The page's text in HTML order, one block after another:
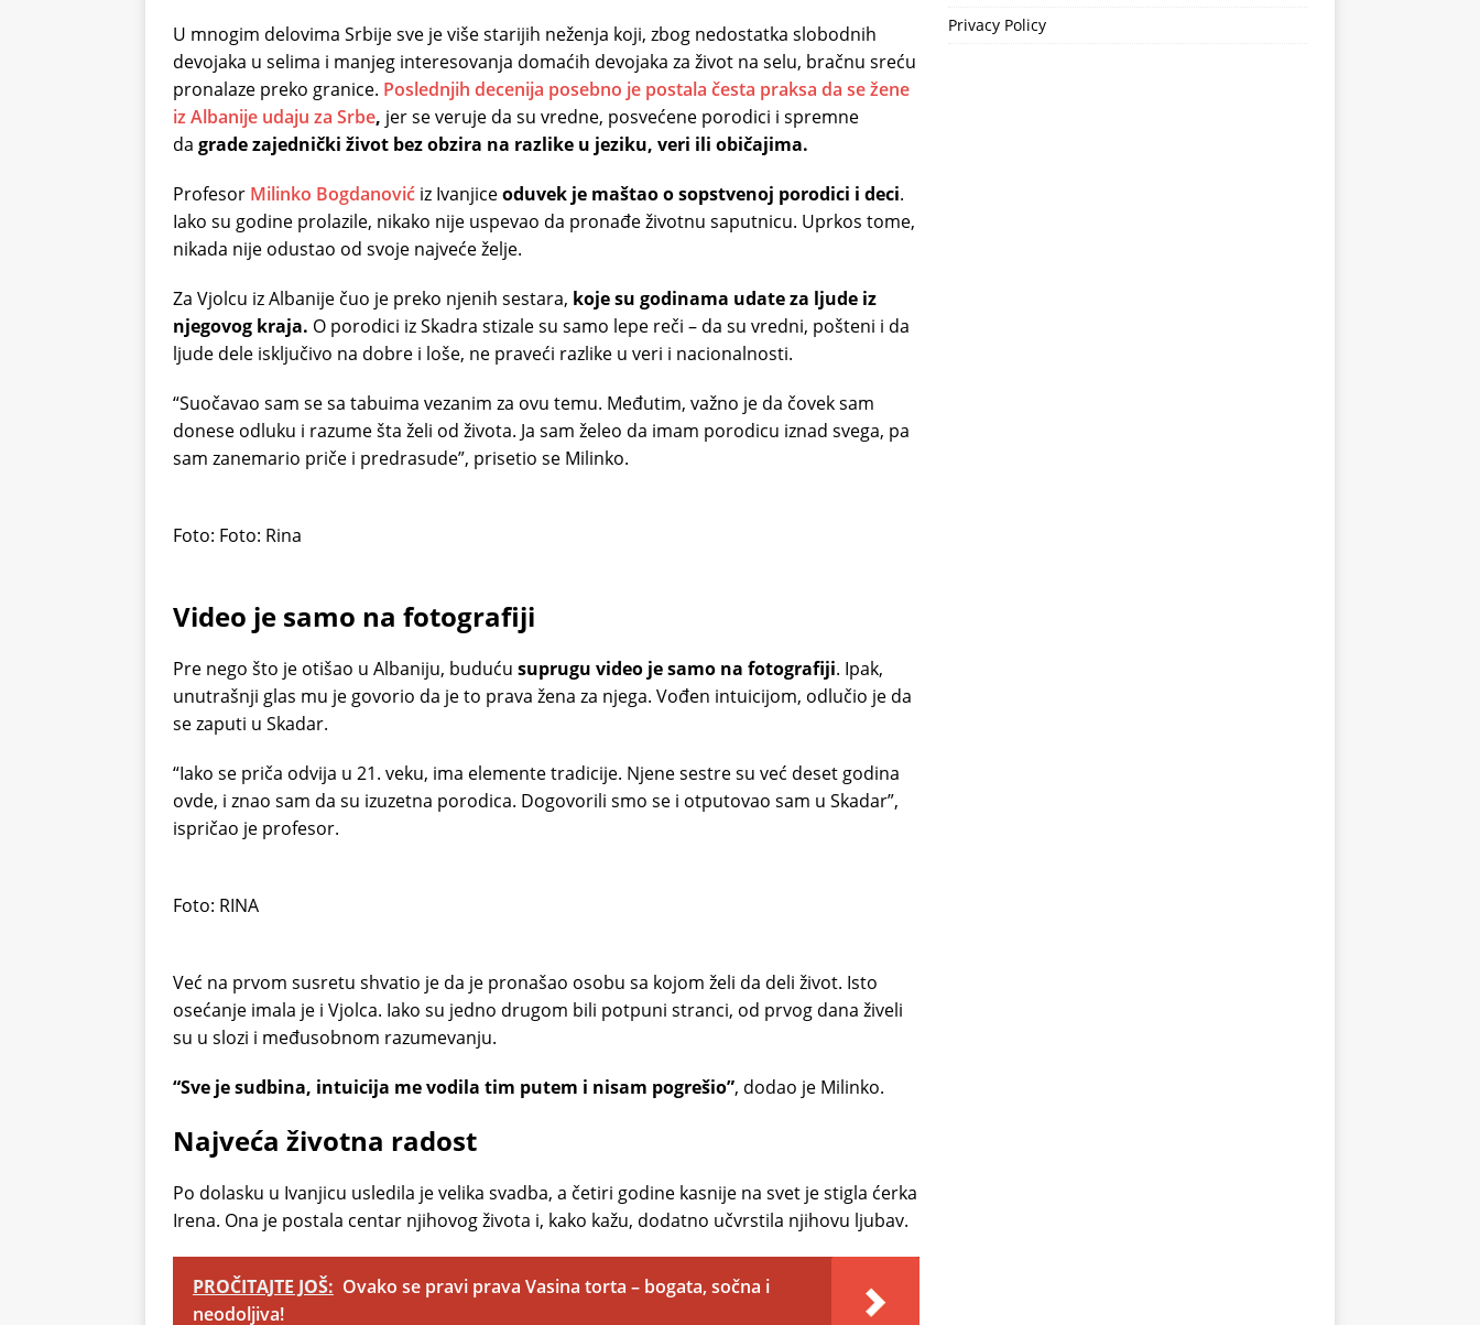
U mnogim delovima Srbije sve je više starijih neženja koji, zbog nedostatka slobodnih
devojaka u selima i manjeg interesovanja domaćih devojaka za život na selu, bračnu sreću
pronalaze preko granice. Poslednjih decenija posebno je postala česta praksa da se žene
iz Albanije udaju za Srbe, jer se veruje da su vredne, posvećene porodici i spremne
da grade zajednički život bez obzira na razlike u jeziku, veri ili običajima.
Profesor Milinko Bogdanović iz Ivanjiceoduvek je maštao o sopstvenoj porodici i deci.
Iako su godine prolazile, nikako nije uspevao da pronađe životnu saputnicu. Uprkos tome,
nikada nije odustao od svoje najveće želje.
Za Vjolcu iz Albanije čuo je preko njenih sestara, koje su godinama udate za ljude iz
njegovog kraja. O porodici iz Skadra stizale su samo lepe reči – da su vredni, pošteni i da
ljude dele isključivo na dobre i loše, ne praveći razlike u veri i nacionalnosti.
“Suočavao sam se sa tabuima vezanim za ovu temu. Međutim, važno je da čovek sam
donese odluku i razume šta želi od života. Ja sam želeo da imam porodicu iznad svega, pa
sam zanemario priče i predrasude”, prisetio se Milinko.
Foto: Foto: Rina
Video je samo na fotografiji
Pre nego što je otišao u Albaniju, buduću suprugu video je samo na fotografiji. Ipak,
unutrašnji glas mu je govorio da je to prava žena za njega. Vođen intuicijom, odlučio je da
se zaputi u Skadar.
“Iako se priča odvija u 21. veku, ima elemente tradicije. Njene sestre su već deset godina
ovde, i znao sam da su izuzetna porodica. Dogovorili smo se i otputovao sam u Skadar”,
ispričao je profesor.
Foto: RINA
Već na prvom susretu shvatio je da je pronašao osobu sa kojom želi da deli život. Isto
osećanje imala je i Vjolca. Iako su jedno drugom bili potpuni stranci, od prvog dana živeli
su u slozi i međusobnom razumevanju.
“Sve je sudbina, intuicija me vodila tim putem i nisam pogrešio”, dodao je Milinko.
Najveća životna radost
Po dolasku u Ivanjicu usledila je velika svadba, a četiri godine kasnije na svet je stigla ćerka
Irena. Ona je postala centar njihovog života i, kako kažu, dodatno učvrstila njihovu ljubav.
PROČITAJTE JOŠ: Ovako se pravi prava Vasina torta – bogata, sočna i
neodoljiva!
Privacy Policy